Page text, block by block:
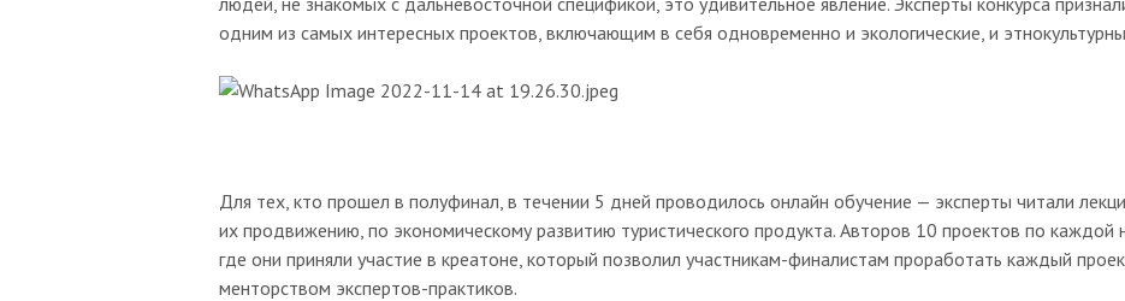
одним из самых интересных проектов, включающим в себя одновременно и экологические, и
Для тех, кто прошел в полуфинал, в течении 5 дней проводилось онлайн обучение — эксперты читали
их продвижению, по экономическому развитию туристического продукта. Авторов 10 проектов по каждой
где они приняли участие в креатоне, который позволил участникам-финалистам проработать каждый
менторством экспертов-практиков.